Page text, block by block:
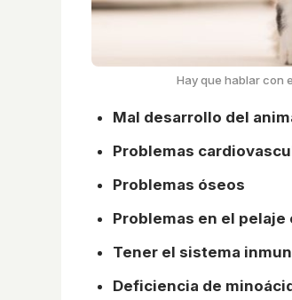
Hay que hablar con
Mal desarrollo del
Problemas
Problemas óseos
Problemas en el pelaje
Tener el sistema
Deficiencia de